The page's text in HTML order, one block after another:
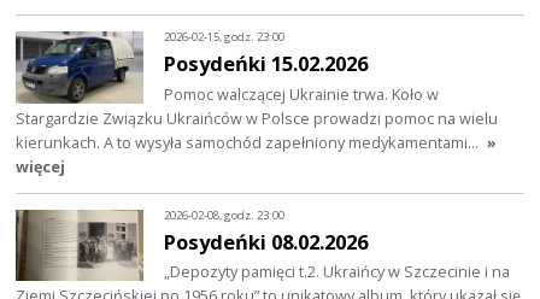
2026-02-15, godz. 23:00
Posydeńki 15.02.2026
Pomoc walczącej Ukrainie trwa. Koło w
Stargardzie Związku Ukraińców w Polsce prowadzi pomoc na wielu
kierunkach. A to wysyła samochód zapełniony medykamentami… »
więcej
2026-02-08, godz. 23:00
Posydeńki 08.02.2026
„Depozyty pamięci t.2. Ukraińcy w Szczecinie i na